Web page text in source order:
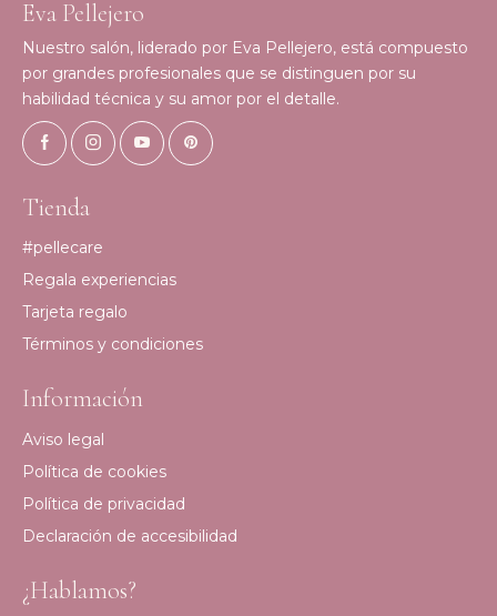
Eva Pellejero
Nuestro salón, liderado por Eva Pellejero, está compuesto
por grandes profesionales que se distinguen por su
habilidad técnica y su amor por el detalle.
Tienda
#pellecare
Regala experiencias
Tarjeta regalo
Términos y condiciones
Información
Aviso legal
Política de cookies
Política de privacidad
Declaración de accesibilidad
¿Hablamos?